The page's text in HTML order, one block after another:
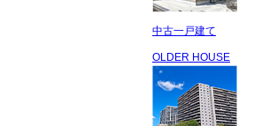
中古一戸建て
OLDER HOUSE